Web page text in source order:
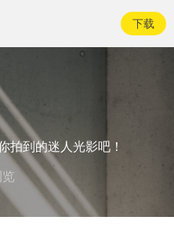
下载
拍到的迷人光影吧！